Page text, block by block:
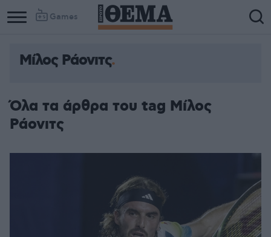
Games
Μίλος Ράονιτς
Όλα τα άρθρα του tag Μίλος
Ράονιτς